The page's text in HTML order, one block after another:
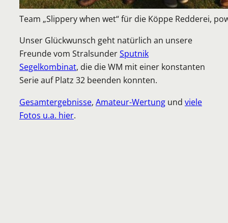
Team „Slippery when wet“ für die Köppe Redderei,
Unser Glückwunsch geht natürlich an unsere
Freunde vom StralsunderSputnik
Segelkombinat, die die WM mit einer konstanten
Serie auf Platz 32 beenden konnten.
Gesamtergebnisse, Amateur-Wertung und viele
Fotos u.a. hier.